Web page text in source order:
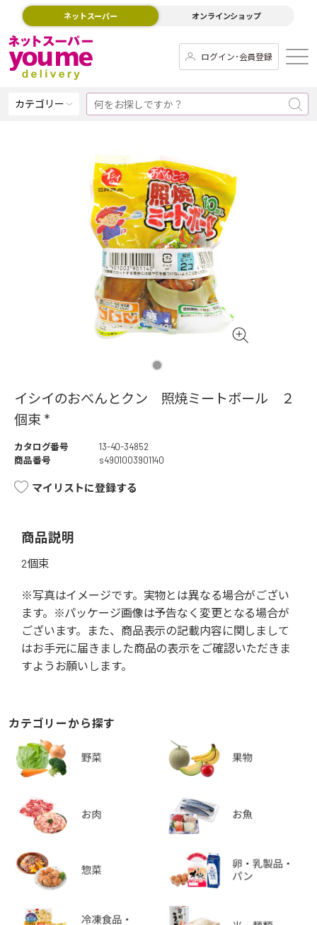
ネットスーパー オンラインショップ
ログイン･会員登録
カテゴリー
イシイのおべんとクン 照焼ミートボール ２
個束 *
カタログ番号
13-40-34852
商品番号
s4901003901140
マイリストに登録する
商品説明
2個束
※写真はイメージです。実物とは異なる場合がござい
ます。※パッケージ画像は予告なく変更となる場合が
ございます。また、商品表示の記載内容に関しまして
はお手元に届きました商品の表示をご確認いただきま
すようお願いします。
カテゴリーから探す